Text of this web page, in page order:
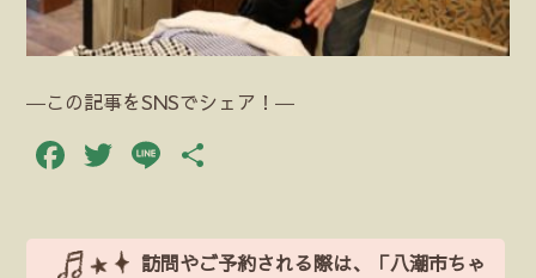
―この記事をSNSでシェア！―
Facebook
Twitter
Line
訪問やご予約される際は、「八潮市ちゃ